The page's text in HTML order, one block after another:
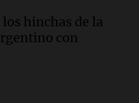
hinchas de la
con